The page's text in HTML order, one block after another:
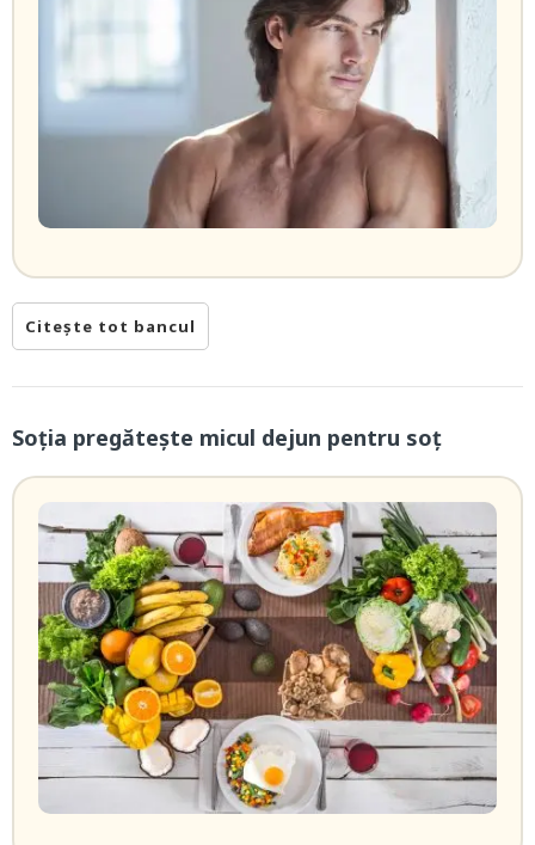
Citește tot bancul
Soţia pregăteşte micul dejun pentru soţ